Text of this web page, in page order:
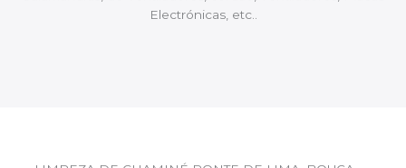
Electrónicas, etc..